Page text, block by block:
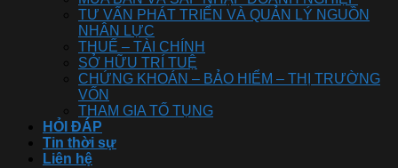
TƯ VẤN PHÁT TRIỂN VÀ QUẢN LÝ NGUỒN
NHÂN LỰC
THUẾ – TÀI CHÍNH
SỞ HỮU TRÍ TUỆ
CHỨNG KHOÁN – BẢO HIỂM – THỊ TRƯỜNG
VỐN
THAM GIA TỐ TỤNG
HỎI ĐÁP
Tin thời sự
Liên hệ